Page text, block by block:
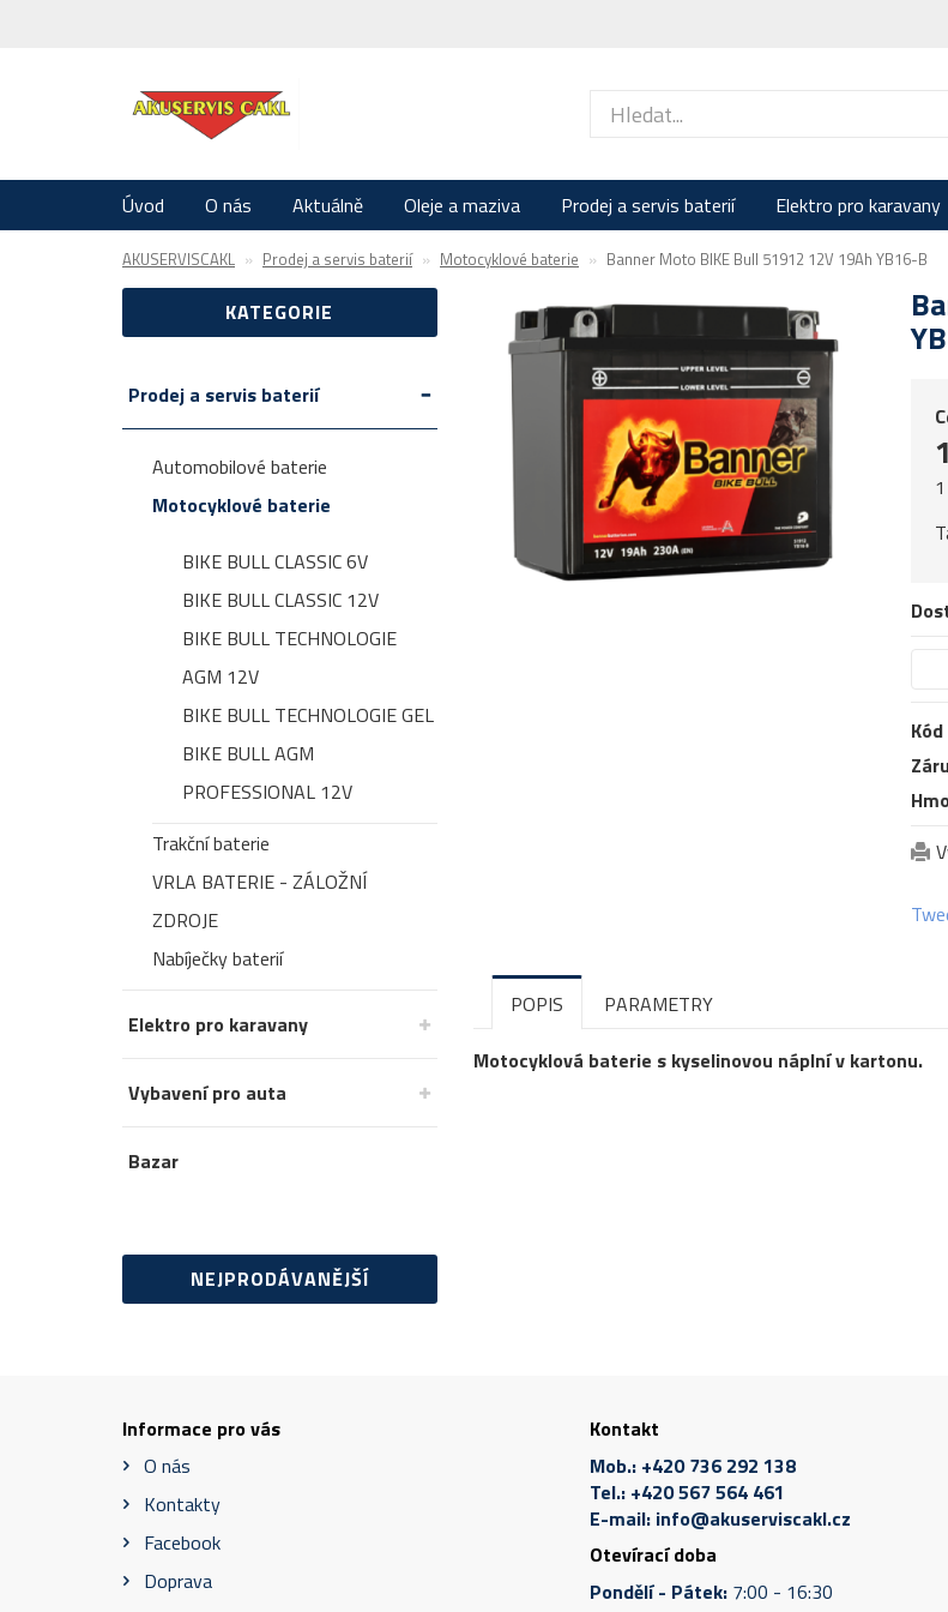
Úvod O nás Aktuálně Oleje a maziva Prodej a servis baterií Elektro pro karavany
AKUSERVISCAKL Prodej a servis baterií Motocyklové baterie Banner Moto BIKE Bull 51912 12V 19Ah YB16-B
KATEGORIE
Prodej a servis baterií
Automobilové baterie
Motocyklové baterie
BIKE BULL CLASSIC 6V
BIKE BULL CLASSIC 12V
BIKE BULL TECHNOLOGIE
AGM 12V
BIKE BULL TECHNOLOGIE GEL
BIKE BULL AGM
PROFESSIONAL 12V
Trakční baterie
VRLA BATERIE - ZÁLOŽNÍ
ZDROJE
Nabíječky baterií
Elektro pro karavany
Vybavení pro auta
Bazar
NEJPRODÁVANĚJŠÍ
POPIS
PARAMETRY
Motocyklová baterie s kyselinovou náplní v kartonu.
Informace pro vás
O nás
Kontakty
Facebook
Doprava
Kontakt
Mob.: +420 736 292 138
Tel.: +420 567 564 461
E-mail: info@akuserviscakl.cz
Otevírací doba
Pondělí - Pátek: 7:00 - 16:30